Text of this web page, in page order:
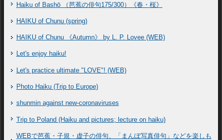
Haiku of Bashō （芭蕉の俳句175/300）《春・桜》
HAIKU of Chunu (spring)
HAIKU of Chunu 《Autumn》 by L. P. Lovee (WEB)
Let's enjoy haiku!
Let's practice ultimate "LOVE"! (WEB)
Photo Haiku (Trip to Europe)
shunmin against new-coronaviruses
Trip to Poland (Haiku and pictures; lecture on haiku)
WEBで芭蕉・子規・虚子の俳句、「まんぽ写真俳句」などを楽しも